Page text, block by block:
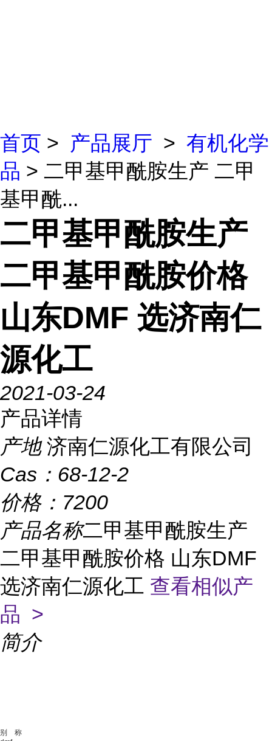
首页 > 产品展厅 > 有机化学
品 > 二甲基甲酰胺生产 二甲
基甲酰...
二甲基甲酰胺生产
二甲基甲酰胺价格
山东DMF 选济南仁
源化工
2021-03-24
产品详情
产地 济南仁源化工有限公司
Cas： 68-12-2
价格： 7200
产品名称二甲基甲酰胺生产
二甲基甲酰胺价格 山东DMF
选济南仁源化工 查看相似产
品 >
简介
别 称